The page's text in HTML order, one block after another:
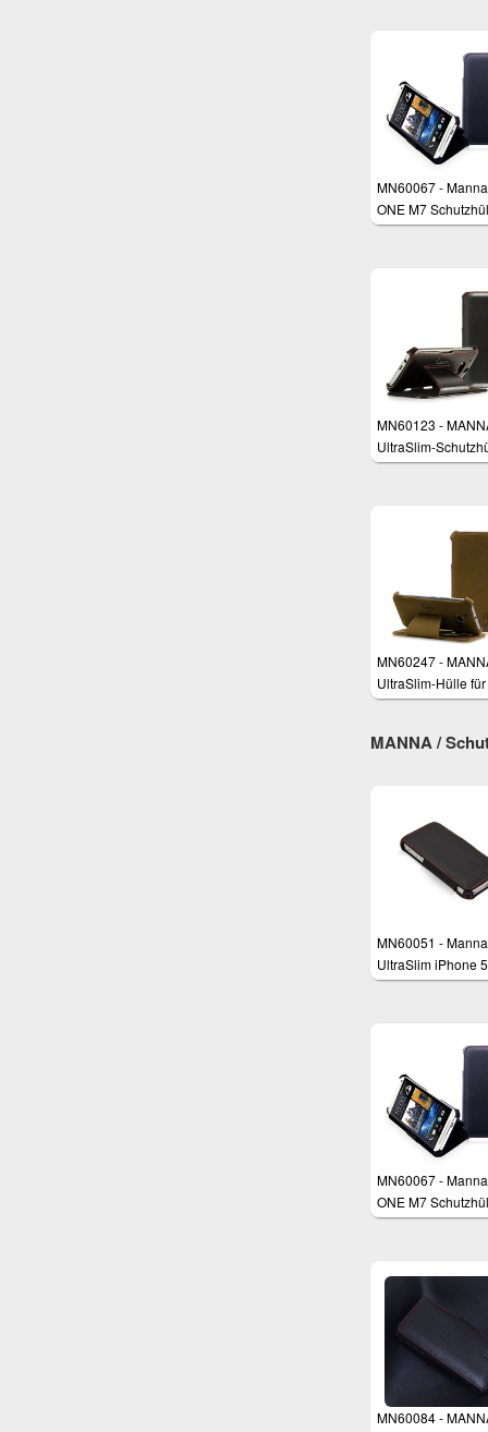
MN60067 -
ONE M7
MN60123 -
UltraSlim-
für HTC One M8
MN60247 -
UltraSlim-Hülle für
10 (One M10)
MANNA /
MN60051 - Manna
UltraSlim iPhone 5
iPhone 5s
MN60067 -
ONE M7
MN60084 -